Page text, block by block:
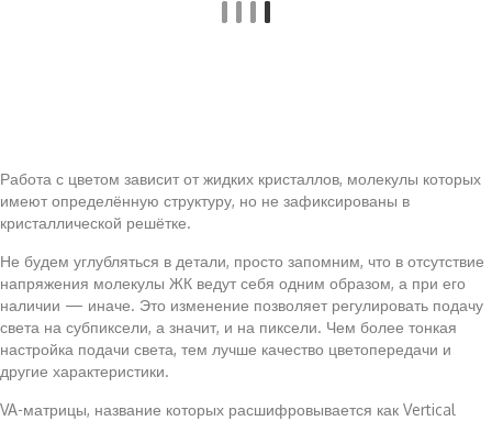
Работа с цветом зависит от жидких кристаллов, молекулы которых
имеют определённую структуру, но не зафиксированы в
кристаллической решётке.
Не будем углубляться в детали, просто запомним, что в отсутствие
напряжения молекулы ЖК ведут себя одним образом, а при его
наличии — иначе. Это изменение позволяет регулировать подачу
света на субпиксели, а значит, и на пиксели. Чем более тонкая
настройка подачи света, тем лучше качество цветопередачи и
другие характеристики.
VA-матрицы, название которых расшифровывается как Vertical